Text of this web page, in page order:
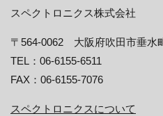
スペクトロニクス株式会社
〒564-0062 大阪府吹田市垂水
TEL：06-6155-6511
FAX：06-6155-7076
スペクトロニクスについて